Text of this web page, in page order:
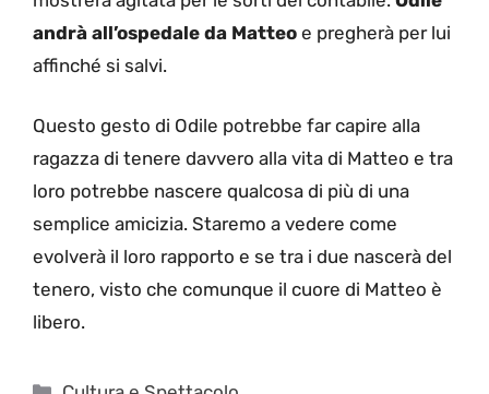
andrà all’ospedale da Matteo e pregherà per lui
affinché si salvi.
Questo gesto di Odile potrebbe far capire alla
ragazza di tenere davvero alla vita di Matteo e tra
loro potrebbe nascere qualcosa di più di una
semplice amicizia. Staremo a vedere come
evolverà il loro rapporto e se tra i due nascerà del
tenero, visto che comunque il cuore di Matteo è
libero.
Categorie